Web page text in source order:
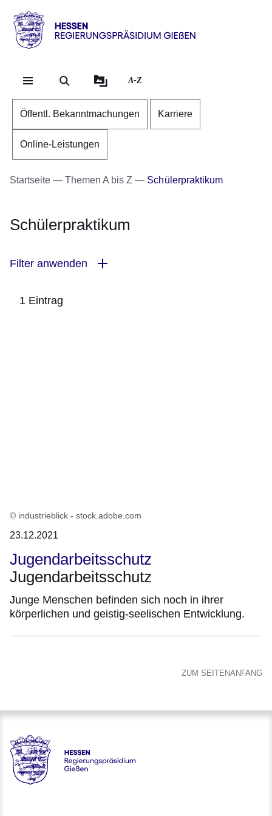
Direkt zum Kopf der
Direkt zum Inhalt
Direkt zum Fuß der
Hessen
RP
A-Z
Öffentl. Bekanntmachungen Karriere
Online-Leistungen
Startseite Themen A bis Z Schülerpraktikum
Schülerpraktikum
Filter anwenden
1 Eintrag
© industrieblick - stock.adobe.com
23.12.2021
Jugendarbeitsschutz
Jugendarbeitsschutz
Junge Menschen befinden sich noch in ihrer
körperlichen und geistig-seelischen Entwicklung.
ZUM SEITENANFANG
Hessen - Regierungspräsidium Gießen